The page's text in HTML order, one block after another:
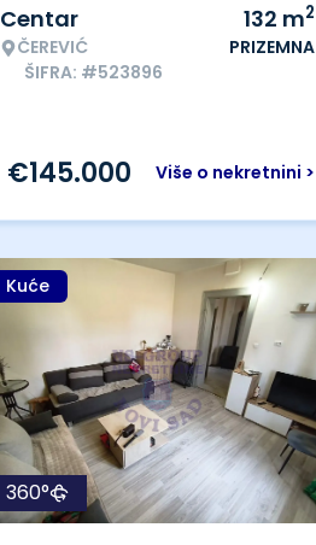
Centar
ČEREVIĆ
ŠIFRA: #523896
132 m2
PRIZEMNA
Više o nekretnini >
€145.000
Kuće
360°